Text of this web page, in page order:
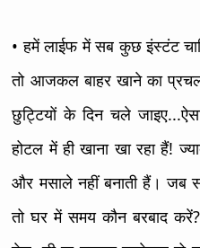
• हमें लाईफ में सब कुछ इंस्टंट
तो आजकल बाहर खाने का
छुट्टियों के दिन चले
होटल में ही खाना खा रहा हैं!
और मसाले नहीं बनाती हैं। जब
तो घर में समय कौन बरबाद